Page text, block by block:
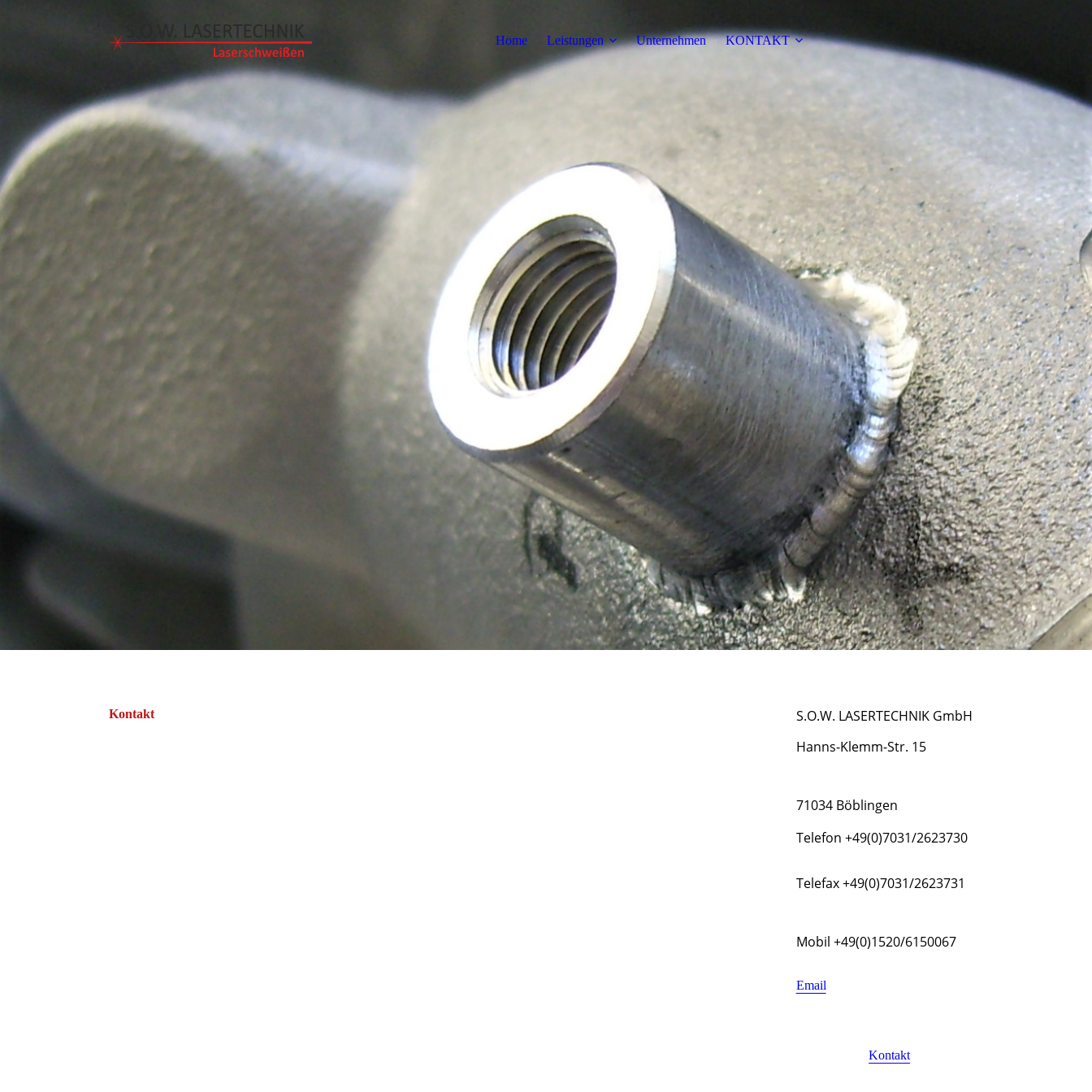
Home Leistungen Unternehmen KONTAKT
Kontakt
S.O.W. LASERTECHNIK GmbH
Hanns-Klemm-Str. 15
71034 Böblingen
Telefon +49(0)7031/2623730
Telefax +49(0)7031/2623731
Mobil +49(0)1520/6150067
Email
Kontakt